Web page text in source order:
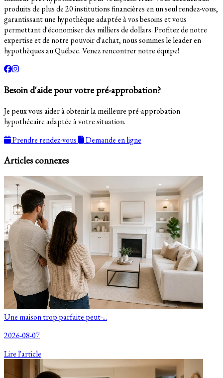
produits de plus de 20 institutions financières en un seul rendez-vous,
garantissant une hypothèque adaptée à vos besoins et vous
permettant d'économiser des milliers de dollars. Profitez de notre
expertise et de notre pouvoir d'achat, nous sommes le leader en
hypothèques au Québec. Venez rencontrer notre équipe!
Besoin d'aide pour votre pré-approbation?
Je peux vous aider à obtenir la meilleure pré-approbation
hypothécaire adaptée à votre situation.
Prendre rendez-vous
Demande en ligne
Articles connexes
Une maison trop parfaite peut-...
2026-08-07
Lire l'article